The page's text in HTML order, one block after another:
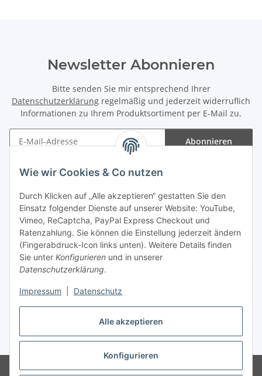
Alle akzeptieren
Konfigurieren
Wie wir Cookies & Co nutzen
Durch Klicken auf „Alle akzeptieren“ gestatten Sie den
Einsatz folgender Dienste auf unserer Website: YouTube,
Vimeo, ReCaptcha, PayPal Express Checkout und
Ratenzahlung. Sie können die Einstellung jederzeit ändern
(Fingerabdruck-Icon links unten). Weitere Details finden
Sie unter Konfigurieren und in unserer
Datenschutzerklärung.
Impressum Datenschutz
Newsletter Abonnieren
Bitte senden Sie mir entsprechend Ihrer
Datenschutzerklärung regelmäßig und jederzeit widerruflich
Informationen zu Ihrem Produktsortiment per E-Mail zu.
Abonnieren
Gesetzliche Informationen
Vertrag widerrufen
* Gemäß §19 UStG wird keine Umsatzsteuer berechnet, zzgl.Versand
© Wohlgefühl für Körper & Seele by Sabine Werner Besucherzähler: